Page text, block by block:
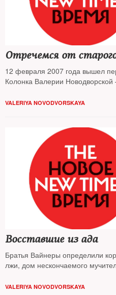
Отречемся от
12 февраля 2007 года вышел
Колонка Валерии
VALERIYA NOVODVORSKAYA
Восставшие из ада
Братья Вайнеры определили
лжи, дом нескончаемого
VALERIYA NOVODVORSKAYA